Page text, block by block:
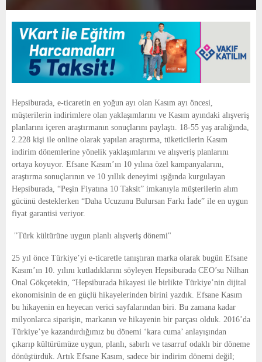
E
N
U
Hepsiburada, e-ticaretin en yoğun ayı olan Kasım ayı öncesi,
müşterilerin indirimlere olan yaklaşımlarını ve Kasım ayındaki alışveriş
planlarını içeren araştırmanın sonuçlarını paylaştı. 18-55 yaş aralığında,
2.228 kişi ile online olarak yapılan araştırma, tüketicilerin Kasım
indirim dönemlerine yönelik yaklaşımlarını ve alışveriş planlarını
ortaya koyuyor. Efsane Kasım’ın 10 yılına özel kampanyalarını,
araştırma sonuçlarının ve 10 yıllık deneyimi ışığında kurgulayan
Hepsiburada, “Peşin Fiyatına 10 Taksit” imkanıyla müşterilerin alım
gücünü desteklerken “Daha Ucuzunu Bulursan Farkı İade” ile en uygun
fiyat garantisi veriyor.
"Türk kültürüne uygun planlı alışveriş dönemi"
25 yıl önce Türkiye’yi e-ticaretle tanıştıran marka olarak bugün Efsane
Kasım’ın 10. yılını kutladıklarını söyleyen Hepsiburada CEO’su Nilhan
Onal Gökçetekin, “Hepsiburada hikayesi ile birlikte Türkiye’nin dijital
ekonomisinin de en güçlü hikayelerinden birini yazdık. Efsane Kasım
bu hikayenin en heyecan verici sayfalarından biri. Bu zamana kadar
milyonlarca siparişin, markanın ve hikayenin bir parçası olduk. 2016’da
Türkiye’ye kazandırdığımız bu dönemi ‘kara cuma’ anlayışından
çıkarıp kültürümüze uygun, planlı, sabırlı ve tasarruf odaklı bir döneme
dönüştürdük. Artık Efsane Kasım, sadece bir indirim dönemi değil;